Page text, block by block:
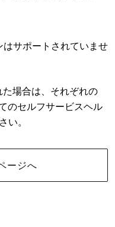
サポートされていませ
場合は、それぞれの
のセルフサービスヘル
い。
ージへ